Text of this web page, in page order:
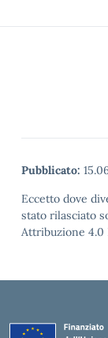
Pubblicato:
Eccetto dove
stato rilasciato
Attribuzione 4.0